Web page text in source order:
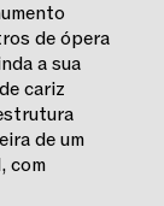
de ópera
a sua
cariz
de um
com